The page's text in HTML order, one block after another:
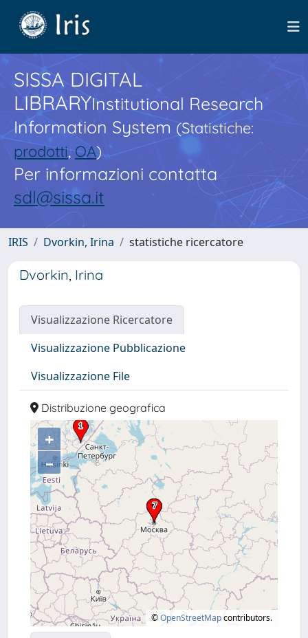
SISSA DIGITAL
LIBRARYInstitutional Research
Information System(Statistiche:
prodotti,OA)
Per informazioni contatta
sdl@sissa.it
IRIS Dvorkin, Irina statistiche ricercatore
Dvorkin, Irina
Visualizzazione Ricercatore
Visualizzazione Pubblicazione
Visualizzazione File
Distribuzione geografica
+
–
©OpenStreetMapcontributors.